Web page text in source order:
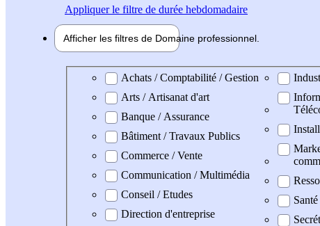
Appliquerle filtre de durée hebdomadaire
Afficher les filtres de Domaine professionnel
Domaine professionel
Achats / Comptabilité / Gestion
Arts / Artisanat d'art
Banque / Assurance
Bâtiment / Travaux Publics
Commerce / Vente
Communication / Multimédia
Conseil / Etudes
Direction d'entreprise
Santé